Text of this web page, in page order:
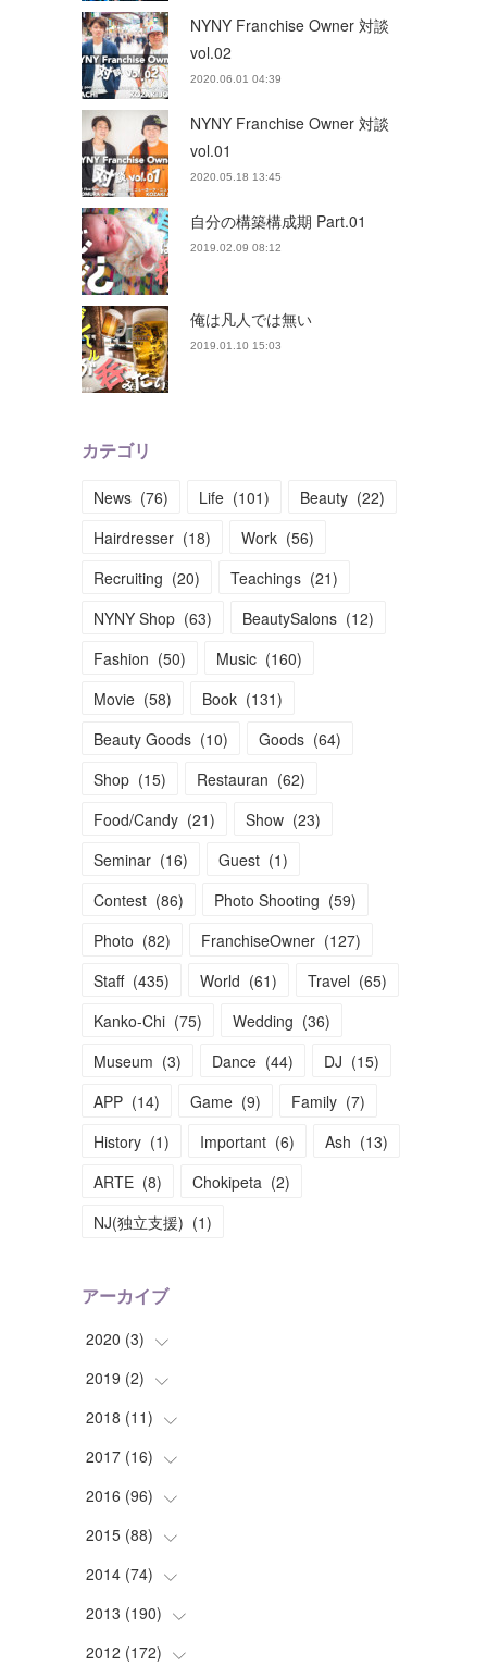
NYNY Franchise Owner 対談
vol.02
2020.06.01 04:39
NYNY Franchise Owner 対談
vol.01
2020.05.18 13:45
自分の構築構成期 Part.01
2019.02.09 08:12
俺は凡人では無い
2019.01.10 15:03
カテゴリ
News (76) Life (101) Beauty (22)
Hairdresser (18) Work (56)
Recruiting (20) Teachings (21)
NYNY Shop (63) BeautySalons (12)
Fashion (50) Music (160)
Movie (58) Book (131)
Beauty Goods (10) Goods (64)
Shop (15) Restauran (62)
Food/Candy (21) Show (23)
Seminar (16) Guest (1)
Contest (86) Photo Shooting (59)
Photo (82) FranchiseOwner (127)
Staff (435) World (61) Travel (65)
Kanko-Chi (75) Wedding (36)
Museum (3) Dance (44) DJ (15)
APP (14) Game (9) Family (7)
History (1) Important (6) Ash (13)
ARTE (8) Chokipeta (2)
NJ(独立支援) (1)
アーカイブ
2020 (3)
(1
( 1)
(1)
2019 (2)
( 1)
(1)
2018 (11)
(2)
(1)
(1)
(1)
(3)
(2)
2017 (16)
(1)
(2)
(1)
(3)
(1)
2016 (96)
(2)
(5)
(6)
(3)
2015 (88)
(4)
(7)
(6)
2014 (74)
(9)
(14)
2013 (190)
(17)
2012 (172)